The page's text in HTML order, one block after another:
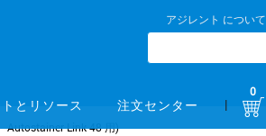
アジレント について
とリソース 注文センター |
0
Autostainer Link 48 用)